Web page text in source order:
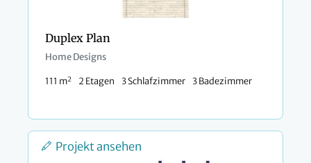
Duplex Plan
Home Designs
111 m2 2 Etagen 3 Schlafzimmer 3 Badezimmer
Projekt ansehen